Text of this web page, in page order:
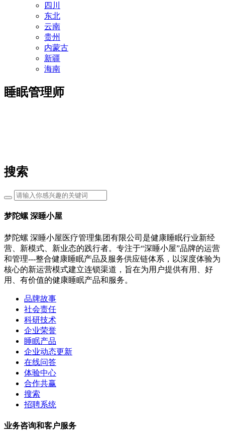
四川
东北
云南
贵州
内蒙古
新疆
海南
睡眠管理师
搜索
梦陀螺 深睡小屋
梦陀螺 深睡小屋医疗管理集团有限公司是健康睡眠行业新经
营、新模式、新业态的践行者。专注于“深睡小屋”品牌的运营
和管理---整合健康睡眠产品及服务供应链体系，以深度体验为
核心的新运营模式建立连锁渠道，旨在为用户提供有用、好
用、有价值的健康睡眠产品和服务。
品牌故事
社会责任
科研技术
企业荣誉
睡眠产品
企业动态更新
在线问答
体验中心
合作共赢
搜索
招聘系统
业务咨询和客户服务